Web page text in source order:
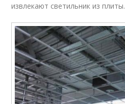
извлекают светильник из плиты.